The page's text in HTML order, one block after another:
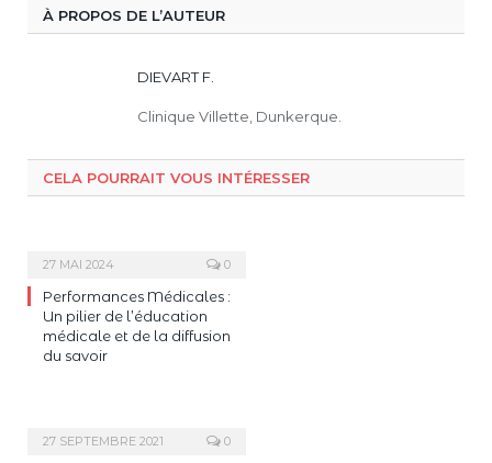
À PROPOS DE L’AUTEUR
DIEVART F.
Clinique Villette, Dunkerque.
CELA POURRAIT VOUS INTÉRESSER
27 MAI 2024 0
Performances Médicales :
Un pilier de l’éducation
médicale et de la diffusion
du savoir
27 SEPTEMBRE 2021 0